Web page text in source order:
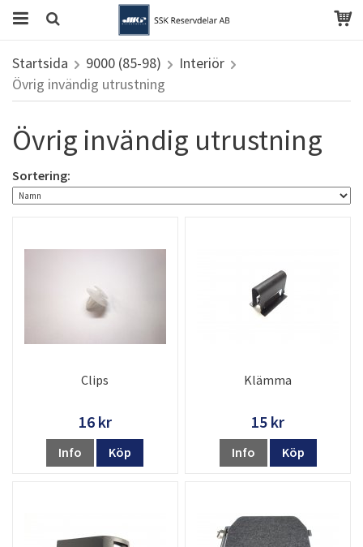
Startsida 9000 (85-98)
Interiör
Övrig invändig utrustning
Övrig invändig utrustning
Sortering:
Clips
16 kr
Info Köp
Klämma
15 kr
Info Köp